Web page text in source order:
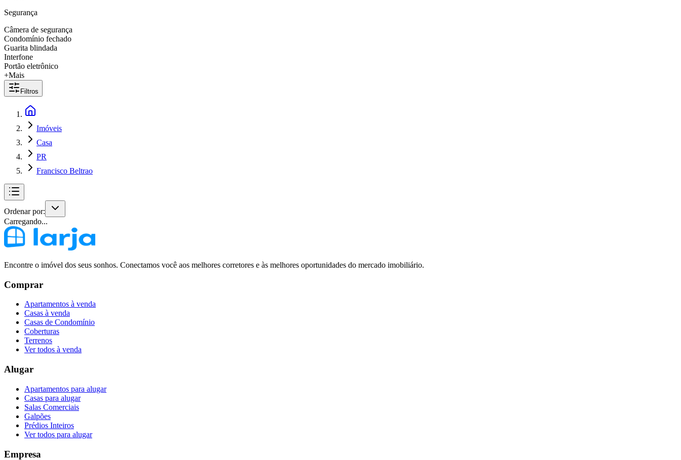
Segurança
Câmera de segurança
Condomínio fechado
Guarita blindada
Interfone
Portão eletrônico
+Mais
Filtros
Imóveis
Casa
PR
Francisco Beltrao
Ordenar por:
Carregando...
Encontre o imóvel dos seus sonhos. Conectamos você aos melhores corretores e às melhores oportunidades do mercado imobiliário.
Comprar
Apartamentos à venda
Casas à venda
Casas de Condomínio
Coberturas
Terrenos
Ver todos à venda
Alugar
Apartamentos para alugar
Casas para alugar
Salas Comerciais
Galpões
Prédios Inteiros
Ver todos para alugar
Empresa